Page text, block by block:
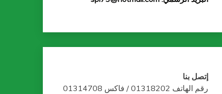
إتصل بنا
رقم الهاتف 01318202 / فاكس 01314708